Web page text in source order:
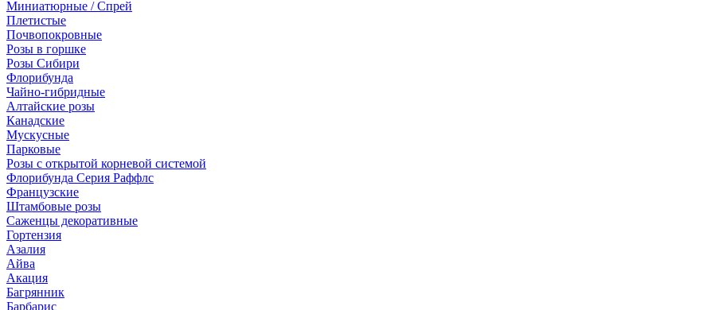
Миниатюрные / Спрей
Плетистые
Почвопокровные
Розы в горшке
Розы Сибири
Флорибунда
Чайно-гибридные
Алтайские розы
Канадские
Мускусные
Парковые
Розы с открытой корневой системой
Флорибунда Серия Раффлс
Французские
Штамбовые розы
Саженцы декоративные
Гортензия
Азалия
Айва
Акация
Багрянник
Барбарис